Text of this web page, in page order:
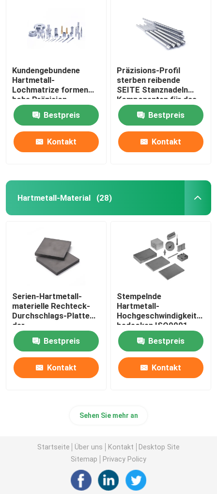
Kundengebundene
Hartmetall-
Lochmatrize formen
hohe Präzision
Bestpreis
Kontakt
Präzisions-Profil
sterben reibende
SEITE Stanznadeln
Komponenten für das
Stempeln der Arbeit
Bestpreis
Kontakt
Hartmetall-Material (28)
Serien-Hartmetall-
materielle Rechteck-
Durchschlags-Platte
der
Korrosionsbeständigkeits-
PNF
Bestpreis
Kontakt
Stempelnde
Hartmetall-
bedecken ISO9001
Bestpreis
Kontakt
Sehen Sie mehr an
Startseite Über uns Kontakt
Desktop Site
Sitemap
Privacy Policy